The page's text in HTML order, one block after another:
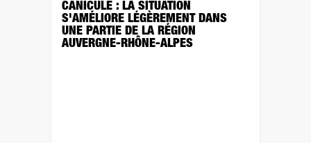
CANICULE : LA SITUATION
S'AMÉLIORE LÉGÈREMENT DANS
UNE PARTIE DE LA RÉGION
AUVERGNE-RHÔNE-ALPES